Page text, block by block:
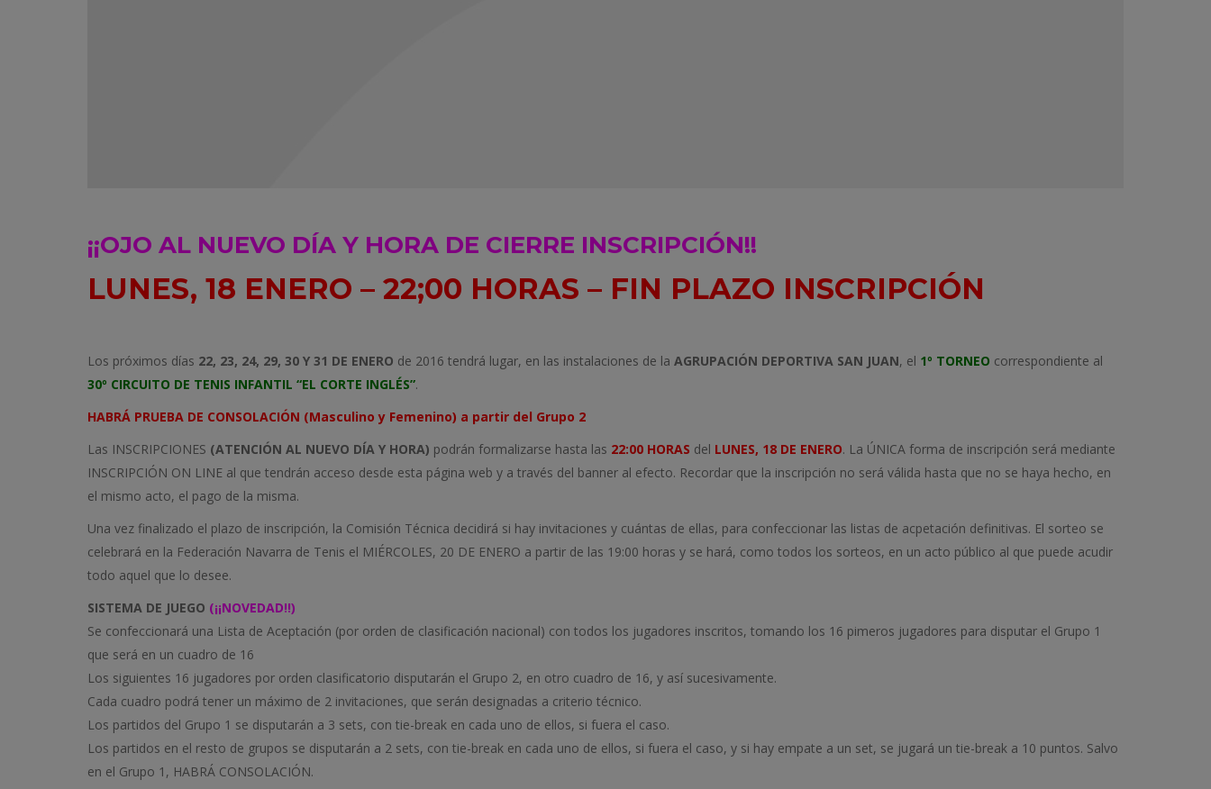
¡¡OJO AL NUEVO DÍA Y HORA DE CIERRE INSCRIPCIÓN!!
LUNES, 18 ENERO – 22;00 HORAS – FIN PLAZO INSCRIPCIÓN
Los próximos días 22, 23, 24, 29, 30 Y 31 DE ENERO de 2016 tendrá lugar, en las instalaciones de la AGRUPACIÓN DEPORTIVA SAN JUAN, el 1º TORNEO correspondiente al
30º CIRCUITO DE TENIS INFANTIL “EL CORTE INGLÉS”.
HABRÁ PRUEBA DE CONSOLACIÓN (Masculino y Femenino) a partir del Grupo 2
Las INSCRIPCIONES (ATENCIÓN AL NUEVO DÍA Y HORA) podrán formalizarse hasta las 22:00 HORAS del LUNES, 18 DE ENERO. La ÚNICA forma de inscripción será mediante
INSCRIPCIÓN ON LINE al que tendrán acceso desde esta página web y a través del banner al efecto. Recordar que la inscripción no será válida hasta que no se haya hecho, en
el mismo acto, el pago de la misma.
Una vez finalizado el plazo de inscripción, la Comisión Técnica decidirá si hay invitaciones y cuántas de ellas, para confeccionar las listas de acpetación definitivas. El sorteo se
celebrará en la Federación Navarra de Tenis el MIÉRCOLES, 20 DE ENERO a partir de las 19:00 horas y se hará, como todos los sorteos, en un acto público al que puede acudir
todo aquel que lo desee.
SISTEMA DE JUEGO (¡¡NOVEDAD!!)
Se confeccionará una Lista de Aceptación (por orden de clasificación nacional) con todos los jugadores inscritos, tomando los 16 pimeros jugadores para disputar el Grupo 1
que será en un cuadro de 16
Los siguientes 16 jugadores por orden clasificatorio disputarán el Grupo 2, en otro cuadro de 16, y así sucesivamente.
Cada cuadro podrá tener un máximo de 2 invitaciones, que serán designadas a criterio técnico.
Los partidos del Grupo 1 se disputarán a 3 sets, con tie-break en cada uno de ellos, si fuera el caso.
Los partidos en el resto de grupos se disputarán a 2 sets, con tie-break en cada uno de ellos, si fuera el caso, y si hay empate a un set, se jugará un tie-break a 10 puntos. Salvo
en el Grupo 1, HABRÁ CONSOLACIÓN.